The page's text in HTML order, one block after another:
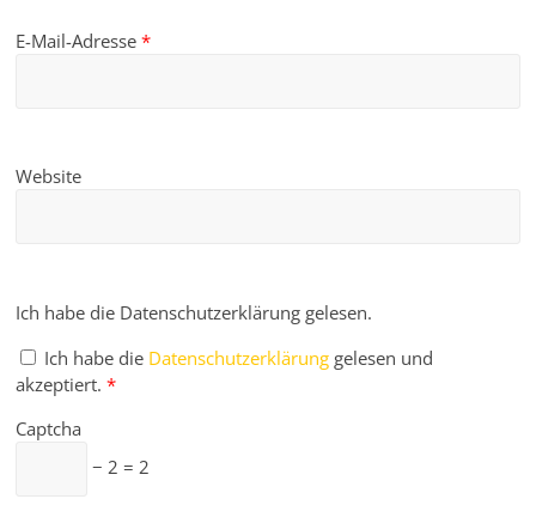
E-Mail-Adresse*
Website
Ich habe die Datenschutzerklärung gelesen.
Ich habe die Datenschutzerklärung gelesen und
akzeptiert. *
Captcha
− 2 = 2